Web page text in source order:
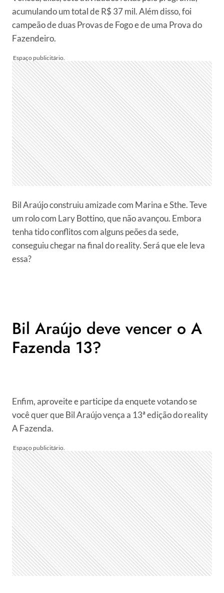
acumulando um total de R$ 37 mil. Além disso, foi
campeão de duas Provas de Fogo e de uma Prova do
Fazendeiro.
Bil Araújo construiu amizade com Marina e Sthe. Teve
um rolo com Lary Bottino, que não avançou. Embora
tenha tido conflitos com alguns peões da sede,
conseguiu chegar na final do reality. Será que ele leva
essa?
Bil Araújo deve vencer o A
Fazenda 13?
Enfim, aproveite e participe da enquete votando se
você quer que Bil Araújo vença a 13ª edição do reality
A Fazenda.